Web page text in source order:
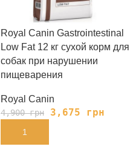
Royal Canin Gastrointestinal
Low Fat 12 кг сухой корм для
собак при нарушении
пищеварения
Royal Canin
4,900грн 3,675 грн
В КОРЗИНУ